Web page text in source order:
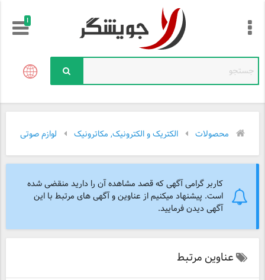
!
محصولات الکتریک و الکترونیک, مکاترونیک لوازم صوتی و
کاربر گرامی آگهی که قصد مشاهده آن را دارید منقضی شده
است. پیشنهاد میکنیم از عناوین و آگهی های مرتبط با این
آگهی دیدن فرمایید.
عناوین مرتبط